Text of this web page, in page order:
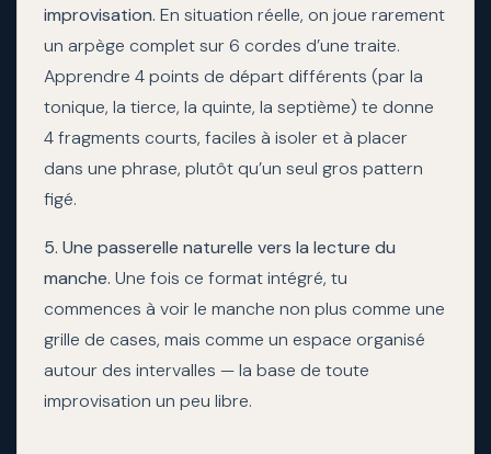
improvisation. En situation réelle, on joue rarement
un arpège complet sur 6 cordes d’une traite.
Apprendre 4 points de départ différents (par la
tonique, la tierce, la quinte, la septième) te donne
4 fragments courts, faciles à isoler et à placer
dans une phrase, plutôt qu’un seul gros pattern
figé.
5. Une passerelle naturelle vers la lecture du
manche. Une fois ce format intégré, tu
commences à voir le manche non plus comme une
grille de cases, mais comme un espace organisé
autour des intervalles — la base de toute
improvisation un peu libre.